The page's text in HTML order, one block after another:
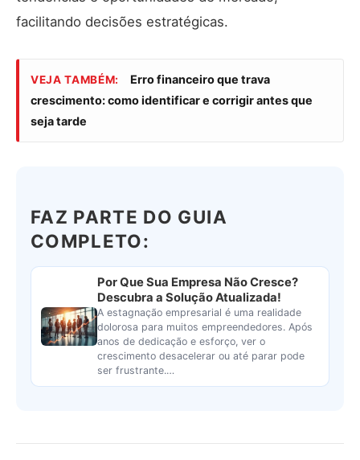
facilitando decisões estratégicas.
VEJA TAMBÉM:
Erro financeiro que trava
crescimento: como identificar e corrigir antes que
seja tarde
FAZ PARTE DO GUIA
COMPLETO:
Por Que Sua Empresa Não Cresce?
Descubra a Solução Atualizada!
A estagnação empresarial é uma realidade
dolorosa para muitos empreendedores. Após
anos de dedicação e esforço, ver o
crescimento desacelerar ou até parar pode
ser frustrante.…